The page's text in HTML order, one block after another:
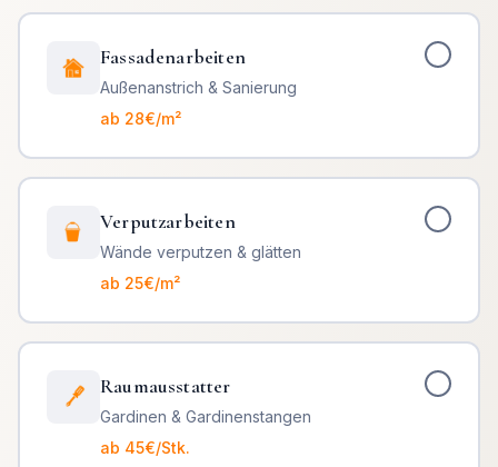
Fassadenarbeiten
Außenanstrich & Sanierung
ab 28€/m²
Verputzarbeiten
Wände verputzen & glätten
ab 25€/m²
Raumausstatter
Gardinen & Gardinenstangen
ab 45€/Stk.